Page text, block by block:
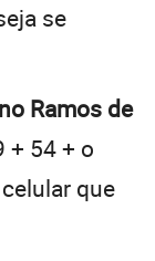
se
Ramos de
+ 54 + o
que